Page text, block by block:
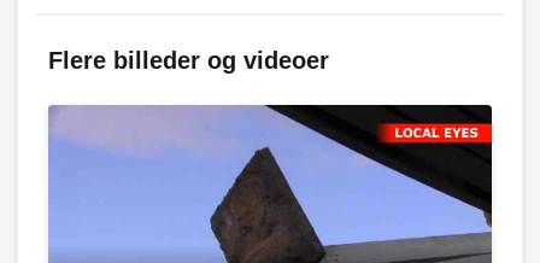
Flere billeder og videoer